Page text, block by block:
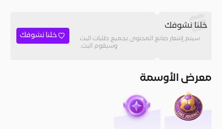
خلنا نشوفك
سيتم إشعار صانع المحتوى بجميع طلبات البث
وسيقوم البث.
خلنا نشوفك
معرض الأوسمة